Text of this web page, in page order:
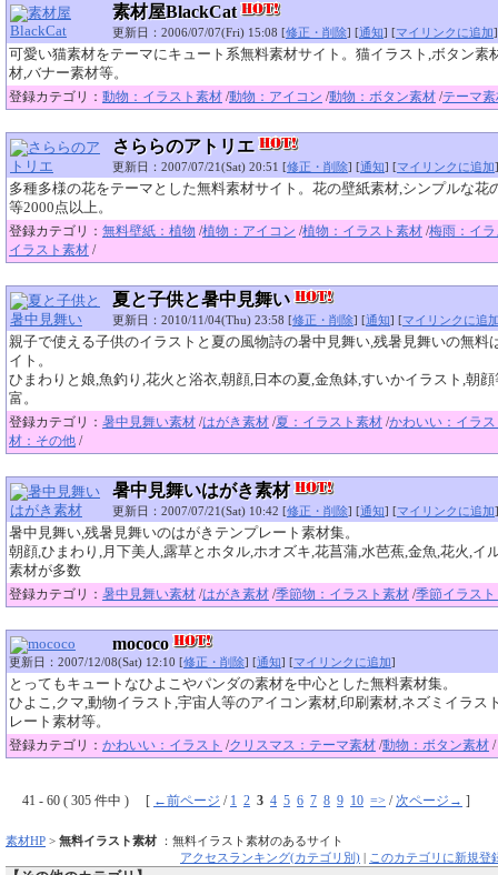
素材屋BlackCat
更新日：2006/07/07(Fri) 15:08 [修正・削除] [通知] [マイリンクに追加]
可愛い猫素材をテーマにキュート系無料素材サイト。猫イラスト,ボタン素
材,バナー素材等。
登録カテゴリ： 動物：イラスト素材 /動物：アイコン /動物：ボタン素材 /テーマ
さららのアトリエ
更新日：2007/07/21(Sat) 20:51 [修正・削除] [通知] [マイリンクに追加]
多種多様の花をテーマとした無料素材サイト。花の壁紙素材,シンプルな花
等2000点以上。
登録カテゴリ： 無料壁紙：植物 /植物：アイコン /植物：イラスト素材 /梅雨：イ
イラスト素材 /
夏と子供と暑中見舞い
更新日：2010/11/04(Thu) 23:58 [修正・削除] [通知] [マイリンクに追
親子で使える子供のイラストと夏の風物詩の暑中見舞い,残暑見舞いの無料
イト。
ひまわりと娘,魚釣り,花火と浴衣,朝顔,日本の夏,金魚鉢,すいかイラスト,朝
富。
登録カテゴリ： 暑中見舞い素材 /はがき素材 /夏：イラスト素材 /かわいい：イラ
材：その他 /
暑中見舞いはがき素材
更新日：2007/07/21(Sat) 10:42 [修正・削除] [通知] [マイリンクに追加]
暑中見舞い,残暑見舞いのはがきテンプレート素材集。
朝顔,ひまわり,月下美人,露草とホタル,ホオズキ,花菖蒲,水芭蕉,金魚,花火,イ
素材が多数
登録カテゴリ： 暑中見舞い素材 /はがき素材 /季節物：イラスト素材 /季節イラス
mococo
更新日：2007/12/08(Sat) 12:10 [修正・削除] [通知] [マイリンクに追加]
とってもキュートなひよこやパンダの素材を中心とした無料素材集。
ひよこ,クマ,動物イラスト,宇宙人等のアイコン素材,印刷素材,ネズミイラス
レート素材等。
登録カテゴリ： かわいい：イラスト /クリスマス：テーマ素材 /動物：ボタン素材 /
41 - 60 ( 305 件中 ) [ ←前ページ / 1 2 3 4 5 6 7 8 9 10 => / 次ページ→ ]
素材HP > 無料イラスト素材 ：無料イラスト素材のあるサイト
アクセスランキング(カテゴリ別) | このカテゴリに新規登